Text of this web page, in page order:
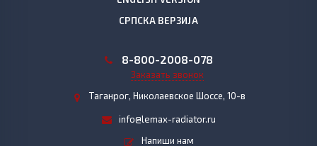
СРПСКА ВЕРЗИЈА
8-800-2008-078
Заказать звонок
Таганрог, Николаевское Шоссе, 10-в
info@lemax-radiator.ru
Напиши нам